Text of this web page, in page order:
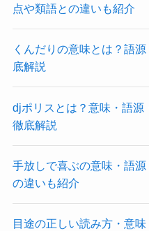
点や類語との違いも紹介
くんだりの意味とは？語
底解説
djポリスとは？意味・語源
徹底解説
手放しで喜ぶの意味・語
の違いも紹介
目途の正しい読み方・意